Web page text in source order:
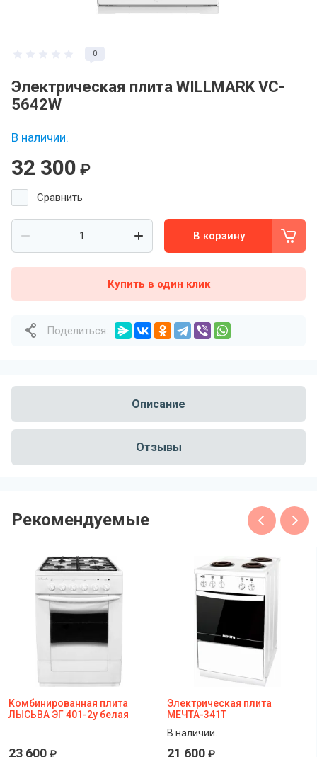
0
Электрическая плита WILLMARK VC-
5642W
В наличии.
32 300 ₽
Сравнить
В корзину
Купить в один клик
Поделиться:
Описание
Отзывы
Рекомендуемые
Комбинированная плита
ЛЫСЬВА ЭГ 401-2у белая
23 600 ₽
Электрическая плита
МЕЧТА-341Т
В наличии.
21 600 ₽